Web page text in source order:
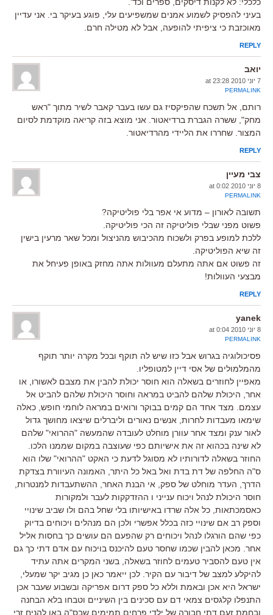
כלכלי: לא לקנות דיסקים, ספרים וכד'.
בעיני להפסיק לשמוע אמנים שמשפיעים עלי, פוגע בעיקר בי. אני עדיין
מאוכזבת כי ציפיתי להופעה, אבל לא מטילה חרם.
REPLY
יואב
7 יוני 2010 at 23:28
PERMALINK
רותם, אל תשכח שהפיקסיז גם עשו בעבר קאבר לשיר מתוך "ראש
מחק", ששרה הגברת ברדיאטור. אני מוצא בזה קריאה מוקדמת לסיום
המצור. שחררו את הליידי מהרדיאטור.
REPLY
צבי מעיין
8 יוני 2010 at 0:02
PERMALINK
תשובה לאורון – מדוע אי אפר בלי פוליטיקה?
פשוט מפני שבלי פוליטיקה זה הכי פוליטיקה.
ללכת למופע בפרק ולשכוח מהכיבוש מהניצול ומכל שאר מרעין בישין
זה שיא הפוליטיקה.
זה פשוט אם אתה מתעלם מעוולות אתה מחזק באופן פעיחל את
מבצעי העוולות!
REPLY
yanek
8 יוני 2010 at 0:04
PERMALINK
פסיכולוגיה בגרוש אבל כזו שיש לה תוקף ובכל מקרה יותר תוקף
מהמלמולים של אסי דיין למטופליו.
מאפיין לחוזרים בשאלה הוא חוסר יכולת להבין את מצבם לאשורו, או
אחר, היכולת שלהם להביט במראה וחוסר היכולת שלהם להביט אל
עצמם. מצד אחד הם קמים בבוקר ורואים במראה לוחמי חופש, כאלה
שימאו מעבדות לחרות, אנשים נאורים וליברלים שיצאו מחושך גדול
לאור ענק ומצד אחר עוורן מוחלט לעובדה שהמעשה "ההרואי" שלהם
לא שינה בכהוא זה את אישיותם כפי שעוצבה במקום שממנו הלכו.
החוזר בשאלה לדורותיו לא מסוגל לדעת כי האקט "ההרואי" שלו הוא
ס"ה החלפה של דת בדת ואל באל כל היתר, האמונה העיוורת בצדקת
הדרך, העדר מוחלט של ספק, אי הבנת האחר, ההשתעבדות למנטרות,
חוסר היכולת לנהל ויכוח ענייני ו ההזדקקות לעבר ולמקורות
כאסמכתאות, כל אלה שרדו באישיותו בלי שחל בהם ולו שביב שינויי
וספק רב אם שינויי כזה בכלל אפשרי ולכן הם מנהלים ויכוחים בדיוק
כפי שהם הורגלו לנהל ויכוחים רק שהפעם הם עושים כך בחסות אליל
אחר. מכאן להבין שכמו שחסר טעם להיכנס בויכוח עם אדם דתי כך גם
אין טעם להסביר טעמים לחוזר בשאלה, בשני המקרים אתה עתיד
להיקלע למצב של דיבור עם הקיר. לכן ייאמר כאן כן מגיב יקר שמעלי,
ישראל היא אכן ובאמת וללא כל ספק דרום אפריקה ובשבוע שעבר אכן
התנפלו קלגסים צמאי דם עם סכינים בין השיניים וטבחו בלא הבחנה
ובחמת זעם דתי חבורה של ילדי פרחים תמימים שבס"ה באו להניח זרי